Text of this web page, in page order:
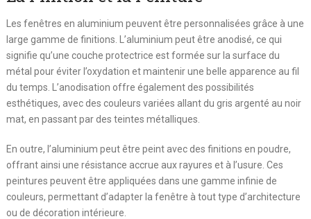
Les fenêtres en aluminium peuvent être personnalisées grâce à une
large gamme de finitions. L’aluminium peut être anodisé, ce qui
signifie qu’une couche protectrice est formée sur la surface du
métal pour éviter l’oxydation et maintenir une belle apparence au fil
du temps. L’anodisation offre également des possibilités
esthétiques, avec des couleurs variées allant du gris argenté au noir
mat, en passant par des teintes métalliques.
En outre, l’aluminium peut être peint avec des finitions en poudre,
offrant ainsi une résistance accrue aux rayures et à l’usure. Ces
peintures peuvent être appliquées dans une gamme infinie de
couleurs, permettant d’adapter la fenêtre à tout type d’architecture
ou de décoration intérieure.